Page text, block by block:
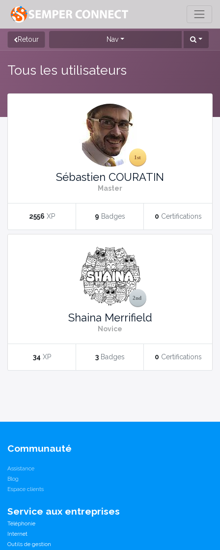
Retour Nav
Tous les utilisateurs
Sébastien COURATIN
Master
2556 XP 9 Badges 0 Certifications
Shaina Merrifield
Novice
34 XP 3 Badges 0 Certifications
Communauté
Assistance
Blog
Espace clients
Service aux entreprises
Téléphonie
Internet
Outils de gestion